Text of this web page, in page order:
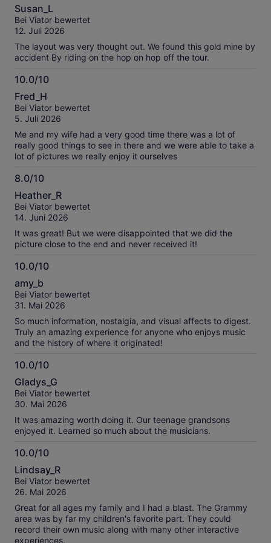
unseren
geprüften
Bewertungen.
10.0
von
10
Susan_L
Bei Viator bewertet
12. Juli 2026
The layout was very thought out. We found this gold mine by
accident By riding on the hop on hop off the tour.
10.0/10
10.0
von
10
Fred_H
Bei Viator bewertet
5. Juli 2026
Me and my wife had a very good time there was a lot of
really good things to see in there and we were able to take a
lot of pictures we really enjoy it ourselves
8.0/10
8.0
von
10
Heather_R
Bei Viator bewertet
14. Juni 2026
It was great! But we were disappointed that we did the
picture close to the end and never received it!
10.0/10
von
10
amy_b
Bei Viator bewertet
31. Mai 2026
So much information, nostalgia, and visual affects to digest.
Truly an amazing experience for anyone who enjoys music
and the history of where it originated!
10.0/10
10.0
von
10
Gladys_G
Bei Viator bewertet
30. Mai 2026
It was amazing worth doing it. Our teenage grandsons
enjoyed it. Learned so much about the musicians.
10.0/10
10.0
von
10
Lindsay_R
Bei Viator bewertet
26. Mai 2026
Great for all ages my family and I had a blast. The Grammy
area was by far my children's favorite part. They could
record their own music along with many other interactive
experiences.